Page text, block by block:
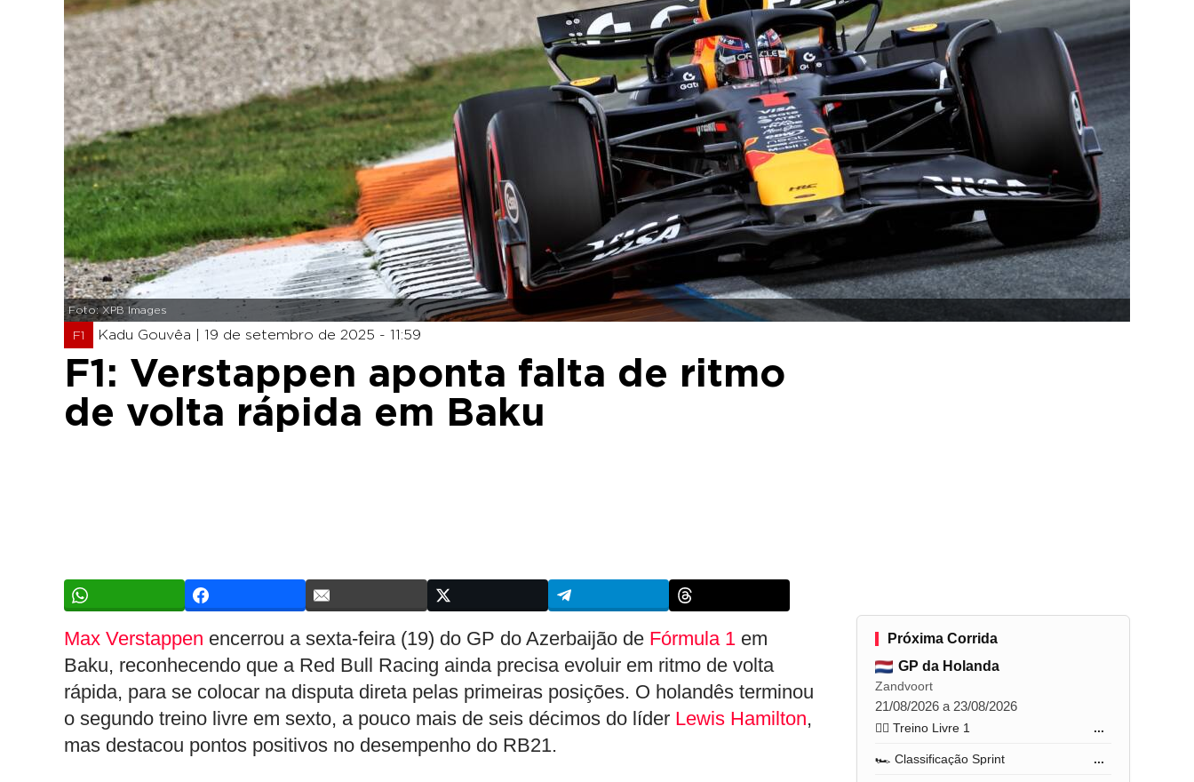
Foto: XPB Images
F1 Kadu Gouvêa | 19 de setembro de 2025 - 11:59
F1: Verstappen aponta falta de ritmo
de volta rápida em Baku
Max Verstappen encerrou a sexta-feira (19) do GP do Azerbaijão de Fórmula 1 em
Baku, reconhecendo que a Red Bull Racing ainda precisa evoluir em ritmo de volta
rápida, para se colocar na disputa direta pelas primeiras posições. O holandês terminou
o segundo treino livre em sexto, a pouco mais de seis décimos do líder Lewis Hamilton,
mas destacou pontos positivos no desempenho do RB21.
Próxima Corrida
GP da Holanda
Zandvoort
21/08/2026 a 23/08/2026
🏋️‍♂️ Treino Livre 1 ...
🏎️ Classificação Sprint ...